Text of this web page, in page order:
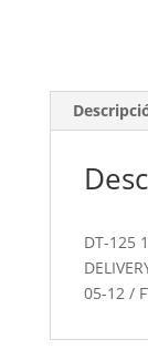
DT-125
05-12 /